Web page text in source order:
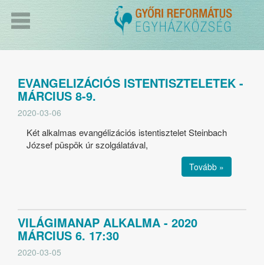
EVANGELIZÁCIÓS ISTENTISZTELETEK -
MÁRCIUS 8-9.
2020-03-06
Két alkalmas evangélizációs istentisztelet Steinbach
József püspök úr szolgálatával,
Tovább »
VILÁGIMANAP ALKALMA - 2020
MÁRCIUS 6. 17:30
2020-03-05